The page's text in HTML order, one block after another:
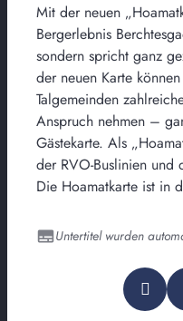
Mit der neuen
Bergerlebnis
sondern spricht ganz
der neuen Karte
Talgemeinden
Anspruch nehmen –
Gästekarte. Als
der RVO-Buslinien und
Die Hoamatkarte ist in
Untertitel wurden